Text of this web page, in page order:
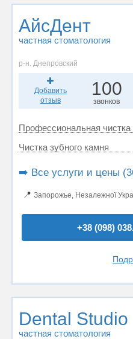
АйсДент
частная стоматология
р-н. Днепровский
Добавить
отзыв
100
звонков
Профессиональная чистка
Чистка зубного камня
➡️ Все услуги и цены
📍 Запорожье, Незалежної
+38 (098)
Dental Studio
частная стоматология